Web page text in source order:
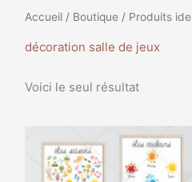
Accueil/ Boutique/ Produits
décoration salle de jeux
Voici le seul résultat
Plage
de
prix :
5,00€
Ce
produit
a